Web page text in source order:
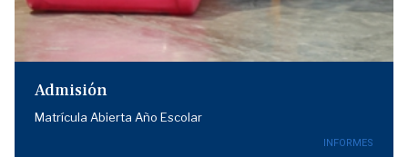
Admisión
Matrícula Abierta Año Escolar
INFORMES